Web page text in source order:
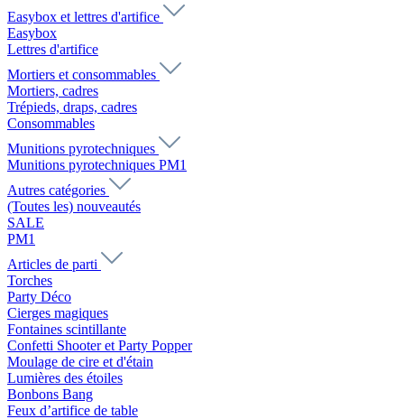
Easybox et lettres d'artifice
Easybox
Lettres d'artifice
Mortiers et consommables
Mortiers, cadres
Trépieds, draps, cadres
Consommables
Munitions pyrotechniques
Munitions pyrotechniques PM1
Autres catégories
(Toutes les) nouveautés
SALE
PM1
Articles de parti
Torches
Party Déco
Cierges magiques
Fontaines scintillante
Confetti Shooter et Party Popper
Moulage de cire et d'étain
Lumières des étoiles
Bonbons Bang
Feux d’artifice de table